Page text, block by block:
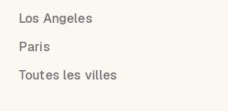
Los Angeles
Paris
Toutes les villes